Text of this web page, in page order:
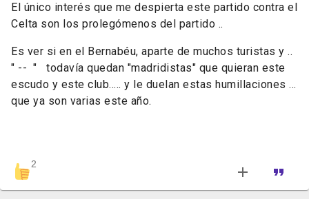
El único interés que me despierta este partido contra el
Celta son los prolegómenos del partido ..
Es ver si en el Bernabéu, aparte de muchos turistas y ..
" -- " todavía quedan "madridistas" que quieran este
escudo y este club..... y le duelan estas humillaciones ...
que ya son varias este año.
2